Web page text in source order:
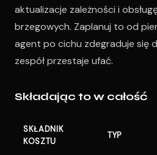
aktualizacje zależności i
brzegowych. Zaplanuj to od
agent po cichu zdegraduje się
zespół przestaje ufać.
Składając to w całość
SKŁADNIK
KOSZTU
TYP